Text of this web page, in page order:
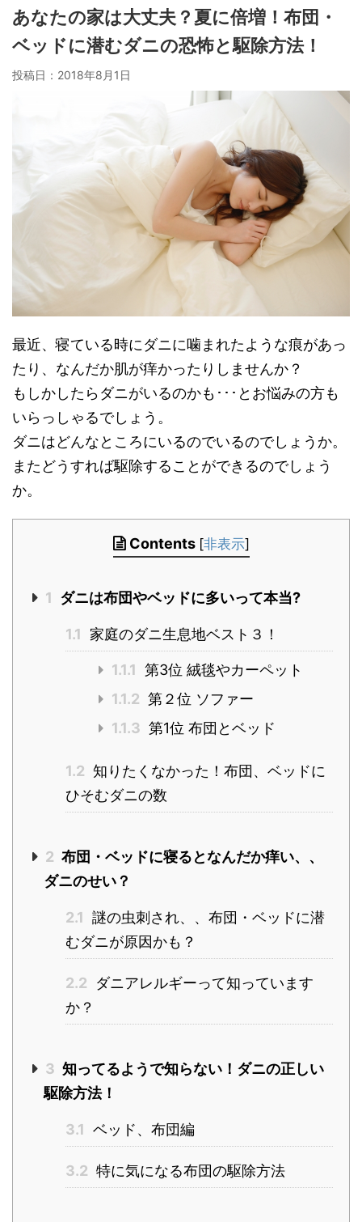
あなたの家は大丈夫？夏に倍増！布団・
ベッドに潜むダニの恐怖と駆除方法！
投稿日： 2018年8月1日
最近、寝ている時にダニに噛まれたような痕があっ
たり、なんだか肌が痒かったりしませんか？
もしかしたらダニがいるのかも･･･とお悩みの方も
いらっしゃるでしょう。
ダニはどんなところにいるのでいるのでしょうか。
またどうすれば駆除することができるのでしょう
か。
Contents [非表示]
1 ダニは布団やベッドに多いって本当?
1.1 家庭のダニ生息地ベスト３！
1.1.1 第3位 絨毯やカーペット
1.1.2 第２位 ソファー
1.1.3 第1位 布団とベッド
1.2 知りたくなかった！布団、ベッドに
ひそむダニの数
2 布団・ベッドに寝るとなんだか痒い、、
ダニのせい？
2.1 謎の虫刺され、、布団・ベッドに潜
むダニが原因かも？
2.2
ダニアレルギーって知っています
か？
3 知ってるようで知らない！ダニの正しい
駆除方法！
3.1 ベッド、布団編
3.2 特に気になる布団の駆除方法